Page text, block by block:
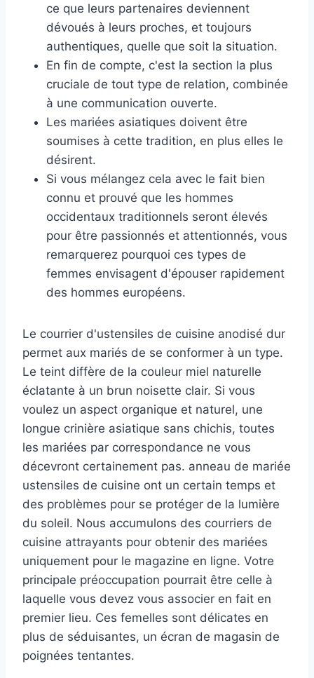
ce que leurs partenaires deviennent
dévoués à leurs proches, et toujours
authentiques, quelle que soit la situation.
En fin de compte, c'est la section la plus
cruciale de tout type de relation, combinée
à une communication ouverte.
Les mariées asiatiques doivent être
soumises à cette tradition, en plus elles le
désirent.
Si vous mélangez cela avec le fait bien
connu et prouvé que les hommes
occidentaux traditionnels seront élevés
pour être passionnés et attentionnés, vous
remarquerez pourquoi ces types de
femmes envisagent d'épouser rapidement
des hommes européens.
Le courrier d'ustensiles de cuisine anodisé dur
permet aux mariés de se conformer à un type.
Le teint diffère de la couleur miel naturelle
éclatante à un brun noisette clair. Si vous
voulez un aspect organique et naturel, une
longue crinière asiatique sans chichis, toutes
les mariées par correspondance ne vous
décevront certainement pas. anneau de mariée
ustensiles de cuisine ont un certain temps et
des problèmes pour se protéger de la lumière
du soleil. Nous accumulons des courriers de
cuisine attrayants pour obtenir des mariées
uniquement pour le magazine en ligne. Votre
principale préoccupation pourrait être celle à
laquelle vous devez vous associer en fait en
premier lieu. Ces femelles sont délicates en
plus de séduisantes, un écran de magasin de
poignées tentantes.